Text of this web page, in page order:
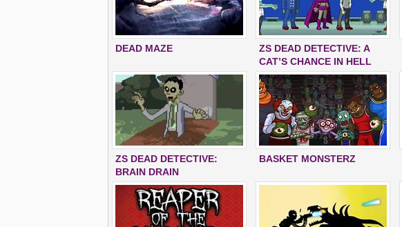
DEAD MAZE
ZS DEAD DETECTIVE: A
CAT’S CHANCE IN HELL
ZS DEAD DETECTIVE:
BRAIN DRAIN
BASKET MONSTERZ